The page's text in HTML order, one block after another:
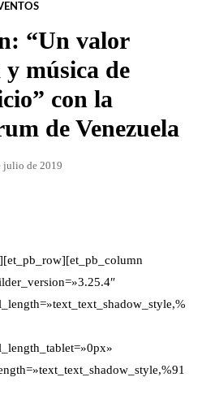
“Un valor
y música de
con la
de Venezuela
julio de 2019